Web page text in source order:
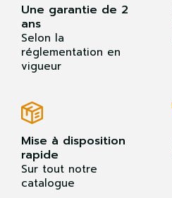
Une garantie de 2
ans
Selon la
réglementation en
vigueur
Mise à disposition
rapide
Sur tout notre
catalogue